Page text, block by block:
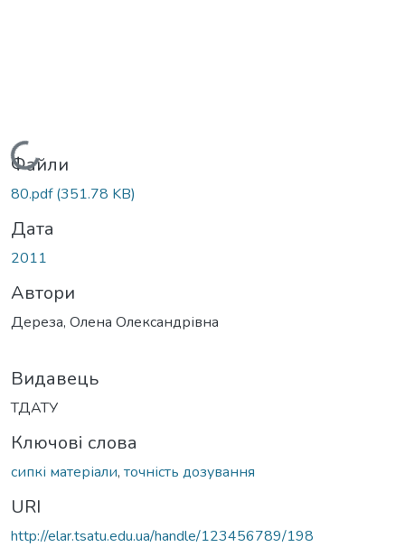
Вантажиться...
Файли
80.pdf(351.78 KB)
Дата
2011
Автори
Дереза, Олена Олександрівна
Видавець
ТДАТУ
Ключові слова
сипкі матеріали, точність дозування
URI
http://elar.tsatu.edu.ua/handle/123456789/198